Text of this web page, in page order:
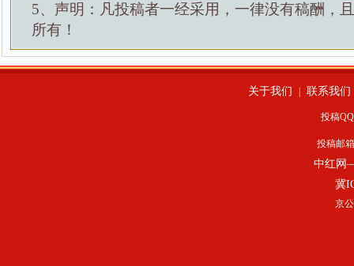
5、声明：凡投稿者一经采用，一律没有稿酬，
所有！
关于我们 联系我们
投稿
投稿邮
中红网
冀
京